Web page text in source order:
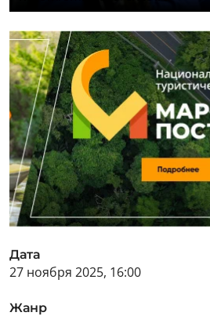
Дата
27 ноября 2025, 16:00
Жанр